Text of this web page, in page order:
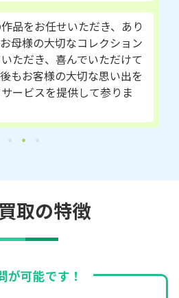
品をお任せいただき、あり
母様の大切なコレクション
ただき、喜んでいただけて
もお客様の大切な思い出を
ービスを提供して参りま
取の特徴
が可能です！